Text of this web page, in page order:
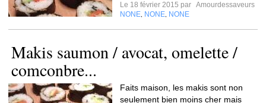
Le 18 février 2015 par Amourdessaveurs
NONE NONE NONE
Makis saumon / avocat, omelette /
comconbre...
Faits maison, les makis sont non
seulement bien moins cher mais